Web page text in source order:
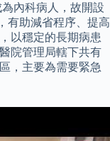
內科病人，故開設
有助減省程序、提高
以穩定的長期病患
院管理局轄下共有
，主要為需要緊急